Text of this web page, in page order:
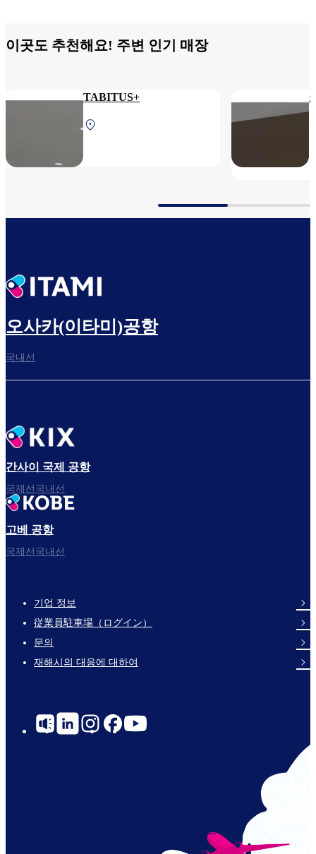
이곳도 추천해요! 주변 인기 매장
TABITUS+
오사카(이타미)공항
국내선
간사이 국제 공항
국제선국내선
고베 공항
국제선국내선
Footer
Links
기업 정보
従業員駐車場（ログイン）
문의
재해시의 대응에 대하여
Social